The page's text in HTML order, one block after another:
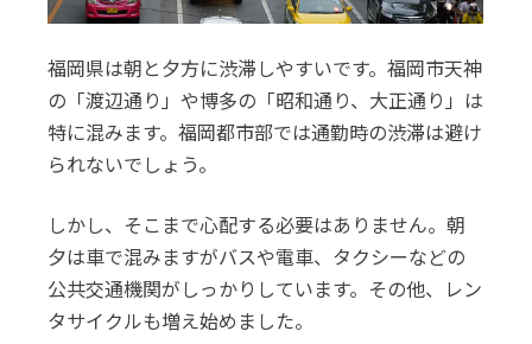
福岡県は朝と夕方に渋滞しやすいです。福岡市天神
の「渡辺通り」や博多の「昭和通り、大正通り」は
特に混みます。福岡都市部では通勤時の渋滞は避け
られないでしょう。
しかし、そこまで心配する必要はありません。朝
夕は車で混みますがバスや電車、タクシーなどの
公共交通機関がしっかりしています。その他、レン
タサイクルも増え始めました。